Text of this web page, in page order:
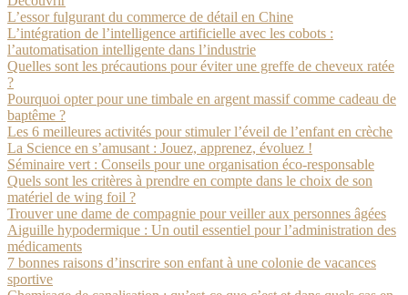
L’essor fulgurant du commerce de détail en Chine
L’intégration de l’intelligence artificielle avec les cobots :
l’automatisation intelligente dans l’industrie
Quelles sont les précautions pour éviter une greffe de cheveux ratée
?
Pourquoi opter pour une timbale en argent massif comme cadeau de
baptême ?
Les 6 meilleures activités pour stimuler l’éveil de l’enfant en crèche
La Science en s’amusant : Jouez, apprenez, évoluez !
Séminaire vert : Conseils pour une organisation éco-responsable
Quels sont les critères à prendre en compte dans le choix de son
matériel de wing foil ?
Trouver une dame de compagnie pour veiller aux personnes âgées
Aiguille hypodermique : Un outil essentiel pour l’administration des
médicaments
7 bonnes raisons d’inscrire son enfant à une colonie de vacances
sportive